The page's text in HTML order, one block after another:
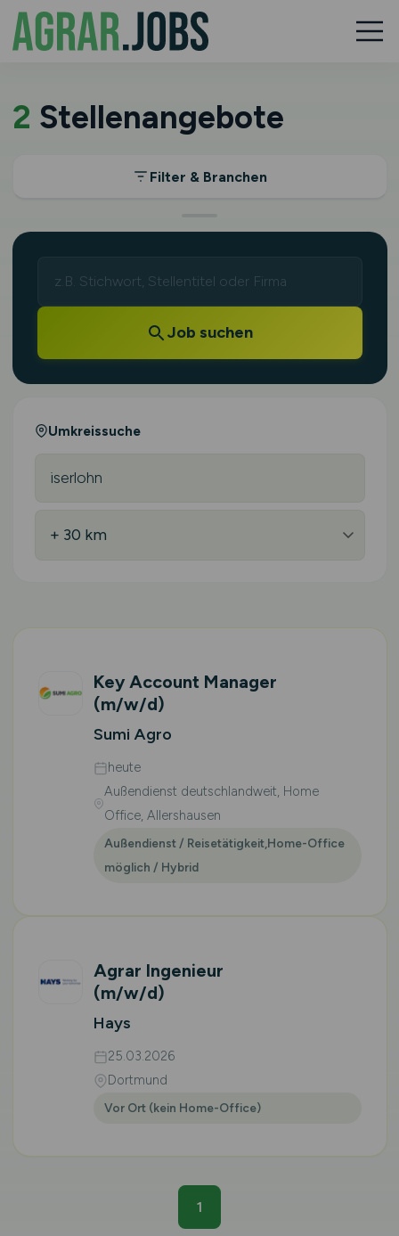
2 Stellenangebote
Filter & Branchen
Job suchen
Umkreissuche
Key Account Manager
(m/w/d)
Sumi Agro
heute
Außendienst deutschlandweit, Home
Office, Allershausen
Außendienst / Reisetätigkeit,Home-Office
möglich / Hybrid
Agrar Ingenieur
(m/w/d)
Hays
25.03.2026
Dortmund
Vor Ort (kein Home-Office)
1